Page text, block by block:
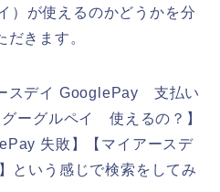
）が使えるのかどうかを分
きます。
スデイ GooglePay 支払い
ーグルペイ 使えるの？】
失敗】【マイアースデ
という感じで検索をしてみ